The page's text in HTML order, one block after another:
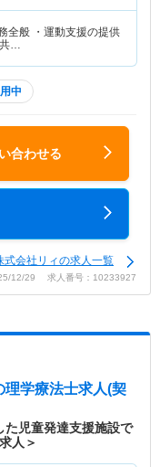
全般 ・運動支援の提供
共…
中
合わせる
式会社リィの求人一覧
12/29 求人番号：10233927
理学療法士求人(契
た児童発達支援施設で
人＞